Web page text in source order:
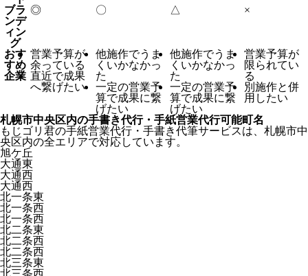
ブラ
ンデ
ィン
グ
◎ 〇 △ ×
おす
すめ
企業
営業予算が
余っている
直近で成果
へ繋げたい
他施作でうま
くいかなかっ
た
一定の営業予
算で成果に繋
げたい
他施作でうま
くいかなかっ
た
一定の営業予
算で成果に繋
げたい
営業予算が
限られてい
る
別施作と併
用したい
札幌市中央区内の手書き代行・手紙営業代行可能町名
もじゴリ君の手紙営業代行・手書き代筆サービスは、札幌市中
央区内の全エリアで対応しています。
旭ケ丘
大通東
大通西
大通西
北一条東
北一条西
北一条西
北二条東
北二条西
北二条西
北三条東
北三条西